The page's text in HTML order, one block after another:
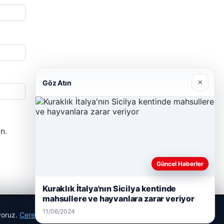
Çerez Politikamız
Göz Atın ×
Güncel Haberler
Kuraklık İtalya'nın Sicilya kentinde
mahsullere ve hayvanlara zarar veriyor
11/06/2024